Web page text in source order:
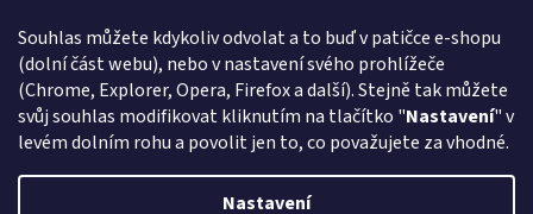
Souhlas můžete kdykoliv odvolat a to buď v patičce e-shopu
(dolní část webu), nebo v nastavení svého prohlížeče
(Chrome, Explorer, Opera, Firefox a další). Stejně tak můžete
svůj souhlas modifikovat kliknutím na tlačítko "Nastavení" v
levém dolním rohu a povolit jen to, co považujete za vhodné.
Nastavení
Způsob ověřování recenzí